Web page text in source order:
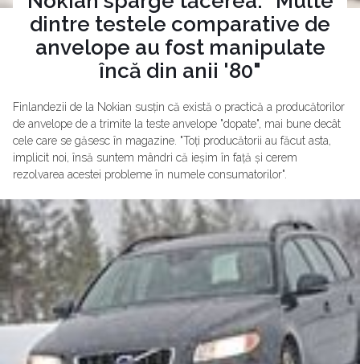
dintre testele comparative de
anvelope au fost manipulate
încă din anii '80"
Finlandezii de la Nokian susțin că există o practică a producătorilor
de anvelope de a trimite la teste anvelope "dopate", mai bune decât
cele care se găsesc în magazine. "Toți producătorii au făcut asta,
implicit noi, însă suntem mândri că ieșim în față și cerem
rezolvarea acestei probleme în numele consumatorilor".